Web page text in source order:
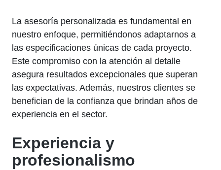
La asesoría personalizada es fundamental en
nuestro enfoque, permitiéndonos adaptarnos a
las especificaciones únicas de cada proyecto.
Este compromiso con la atención al detalle
asegura resultados excepcionales que superan
las expectativas. Además, nuestros clientes se
benefician de la confianza que brindan años de
experiencia en el sector.
Experiencia y
profesionalismo